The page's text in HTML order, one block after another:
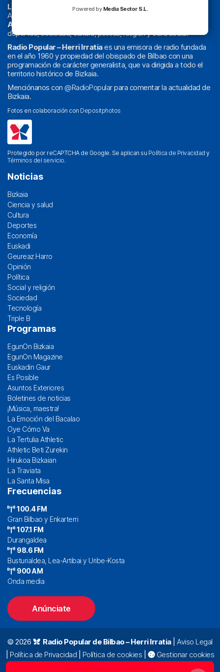
La radio sin cadenas. Desde 1960 haciendo radio en Bilbao.
Actualidad y
Athletic
deportes, sociedad, cultura, política, religión y obra social.
Radio Popular – Herri Irratiaes una emisora de radio fundada
en el año 1960 y propiedad del obispado de Bilbao con una
programación de carácter generalista, que va dirigida a todo el
territorio histórico de Bizkaia.
Menciónanos con @RadioPopularpara comentar la actualidad de
Bizkaia.
Fotos en colaboración con Depositphotos
Protegido por reCAPTCHA de Google. Se aplican su Política de Privacidad y
Términos del servicio.
Noticias
Bizkaia
Ciencia y salud
Cultura
Deportes
Economía
Euskadi
Geureaz Harro
Opinión
Política
Social y religión
Sociedad
Tecnología
Triple B
Programas
EgunOn Bizkaia
EgunOn Magazine
Euskadin Gaur
Es Posible
Asuntos Exteriores
Boletines de noticias
¡Música, maestra!
La Emoción del Bacalao
Oye Cómo Va
La Tertulia Athletic
Athletic Beti Zurekin
Hirukoa Bizkaian
La Traviata
La Santa Misa
Frecuencias
100.4 FM
Gran Bilbao y Enkarterri
107.1 FM
Durangaldea
98.6 FM
Busturialdea, Lea-Artibai y Uribe-Kosta
900 AM
Onda media
Anúnciate
© 2026 Radio Popular de Bilbao – Herri Irratia| Aviso Legal
Política de Privacidad Política de cookies
Gestionar cookies
94 423 92 00|
Powered by Media Sector S.L.